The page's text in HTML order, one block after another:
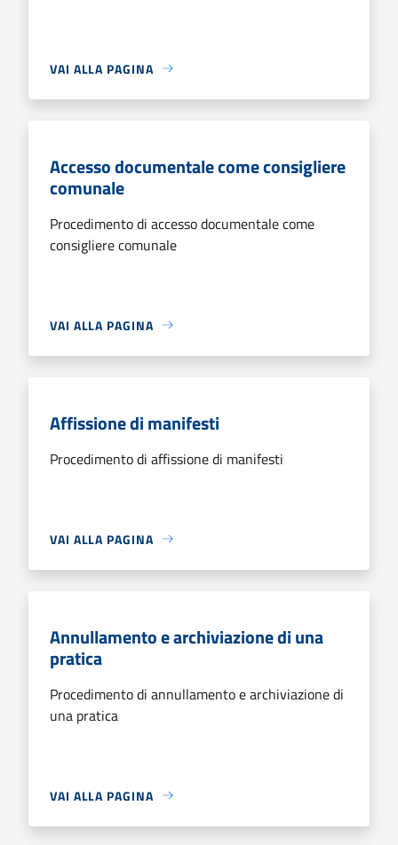
VAI ALLA PAGINA
Accesso documentale come consigliere
comunale
Procedimento di accesso documentale come
consigliere comunale
VAI ALLA PAGINA
Affissione di manifesti
Procedimento di affissione di manifesti
VAI ALLA PAGINA
Annullamento e archiviazione di una
pratica
Procedimento di annullamento e archiviazione di
una pratica
VAI ALLA PAGINA